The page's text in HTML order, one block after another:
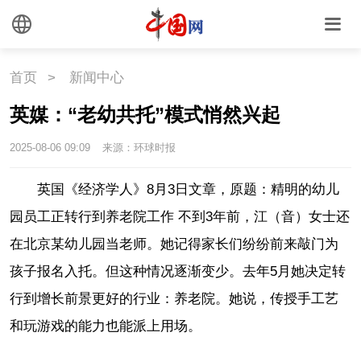
首页 > 新闻中心
英媒：“老幼共托”模式悄然兴起
2025-08-06 09:09 来源：环球时报
英国《经济学人》8月3日文章，原题：精明的幼儿
园员工正转行到养老院工作 不到3年前，江（音）女士还
在北京某幼儿园当老师。她记得家长们纷纷前来敲门为
孩子报名入托。但这种情况逐渐变少。去年5月她决定转
行到增长前景更好的行业：养老院。她说，传授手工艺
和玩游戏的能力也能派上用场。